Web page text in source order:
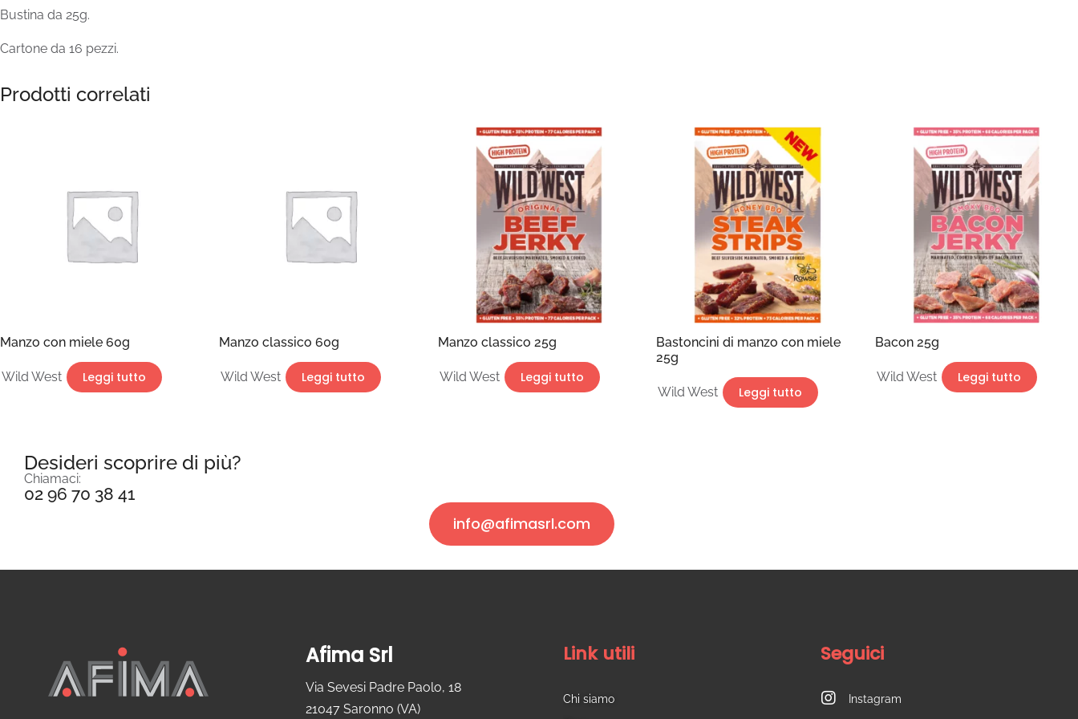
Bustina da 25g.
Cartone da 16 pezzi.
Prodotti correlati
Manzo con miele 60g
Wild West Leggi tutto
Manzo classico 60g
Wild West Leggi tutto
Manzo classico 25g
Wild West Leggi tutto
Bastoncini di manzo con miele
25g
Wild West Leggi tutto
Bacon 25g
Wild West Leggi tutto
Desideri scoprire di più?
Chiamaci:
02 96 70 38 41
info@afimasrl.com
Afima Srl
Via Sevesi Padre Paolo, 18
21047 Saronno (VA)
Link utili
Chi siamo
Seguici
Instagram